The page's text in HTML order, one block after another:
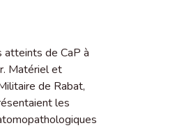
de CaP à
Matériel et
de Rabat,
les